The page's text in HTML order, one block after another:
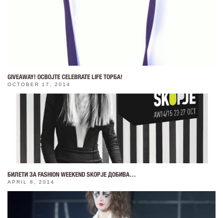
GIVEAWAY! ОСВОЈТЕ CELEBRATE LIFE ТОРБА!
OCTOBER 17, 2014
БИЛЕТИ ЗА FASHION WEEKEND SKOPJE ДОБИВА…
APRIL 8, 2014